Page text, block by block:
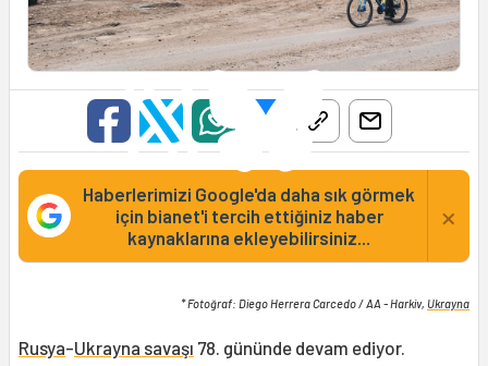
Haberlerimizi Google'da daha sık görmek
için bianet'i tercih ettiğiniz haber
kaynaklarına ekleyebilirsiniz...
×
* Fotoğraf: Diego Herrera Carcedo / AA - Harkiv, Ukrayna
Rusya-Ukrayna savaşı 78. gününde devam ediyor.